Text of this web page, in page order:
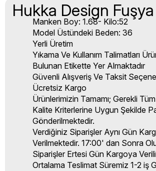
Hukka Design
Manken Boy: 1.68- Kilo:52
Model Üstündeki Beden: 36
Yerli Üretim
Yıkama Ve Kullanım Talimatları
Bulunan Etikette Yer Almaktadır
Güvenli Alışveriş Ve Taksit
Ücretsiz Kargo
Ürünlerimizin Tamamı; Gerekli
Kalite Kriterlerine Uygun Şekilde
Gönderilmektedir.
Verdiğiniz Siparişler Aynı Gün
Verilmektedir. 17:00' dan Sonra
Siparişler Ertesi Gün Kargoya
Ortalama Teslimat Süremiz 1-2 iş